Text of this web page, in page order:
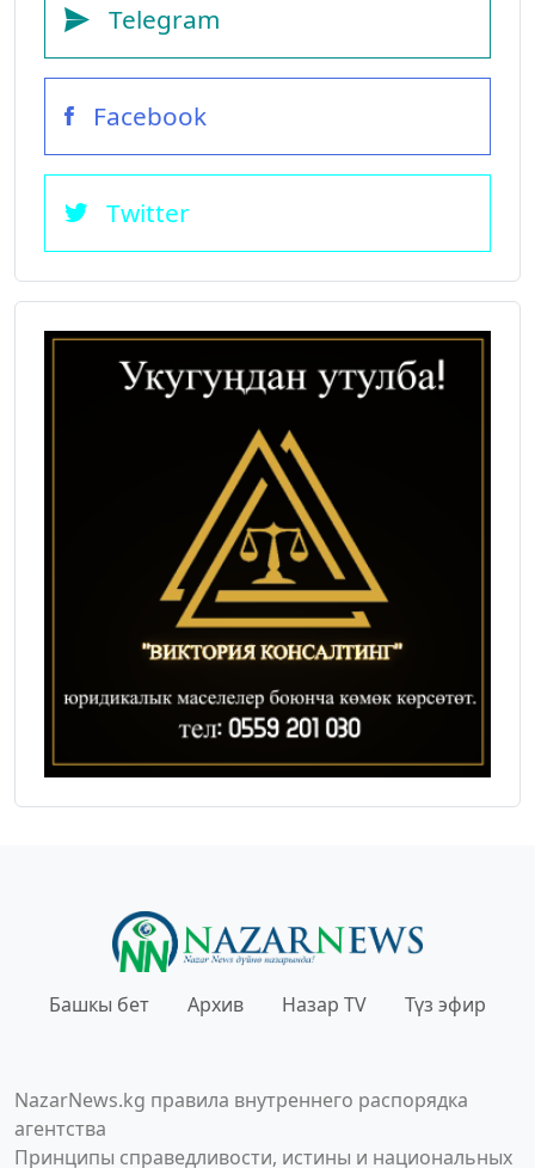
Telegram
Facebook
Twitter
Башкы бет Архив Назар TV Түз эфир
NazarNews.kg правила внутреннего распорядка
агентства
Принципы справедливости, истины и национальных